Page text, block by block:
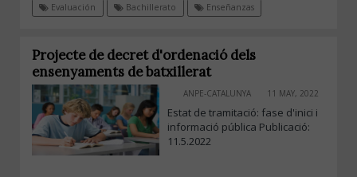
Evaluación Bachillerato Enseñanzas
Projecte de decret d'ordenació dels
ensenyaments de batxillerat
ANPE-CATALUNYA 11 MAY, 2022
Estat de tramitació: fase d'inici i
informació pública Publicació:
11.5.2022